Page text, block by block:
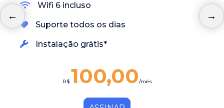
Wifi 6 incluso
Suporte todos os dias
Instalação grátis*
R$ 100,00/mês